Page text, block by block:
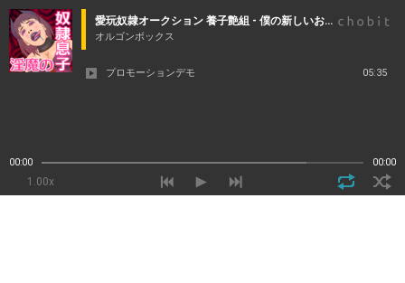
愛玩奴隷オークション 養子艶組 - 僕の新しいお母さんは淫魔サキュバス
オルゴンボックス
プロモーションデモ 05:35
00:00 00:00
1.00x